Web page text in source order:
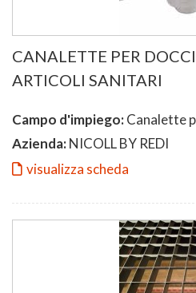
CANALETTE PER
ARTICOLI SANITARI
Campo d'impiego:Canalette
Azienda:NICOLL BY REDI
visualizza scheda